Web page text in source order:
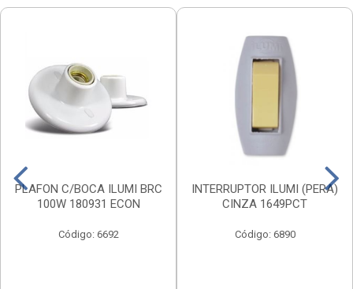
PLAFON C/BOCA ILUMI BRC
100W 180931 ECON
Código: 6692
INTERRUPTOR ILUMI (PERA)
CINZA 1649PCT
Código: 6890